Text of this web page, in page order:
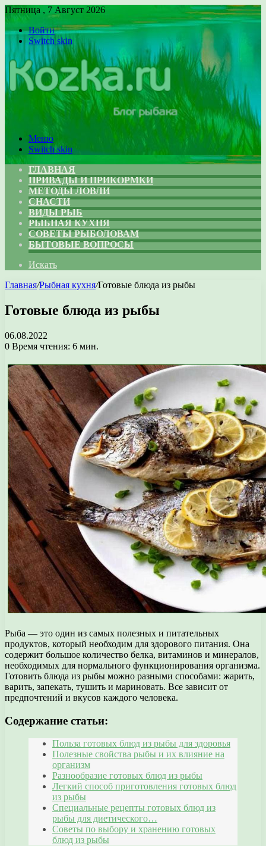
Пятница , 7 Август 2026
Войти
Switch skin
Меню
Switch skin
ГЛАВНАЯ
ПРИВАДЫ И ПРИКОРМКИ
МЕТОДЫ ЛОВЛИ
СНАСТИ
ВИДЫ РЫБ
РЫБНАЯ КУХНЯ
СОВЕТЫ РЫБОЛОВАМ
БЫТОВЫЕ ВОПРОСЫ
Искать
Главная/Рыбная кухня/Готовые блюда из рыбы
Готовые блюда из рыбы
06.08.2022
0 Время чтения: 6 мин.
Рыба — это один из самых полезных и питательных
продуктов, который необходим для здорового питания. Она
содержит большое количество белка, витаминов и минералов,
необходимых для нормального функционирования организма.
Готовить блюда из рыбы можно разными способами: жарить,
варить, запекать, тушить и мариновать. Все зависит от
предпочтений и вкусов каждого человека.
Содержание статьи:
Польза готовых блюд из рыбы для здоровья
Полезные свойства рыбы и их влияние на
организм
Разнообразие готовых блюд из рыбы
Легкий способ приготовления готовых блюд
из рыбы
Специальные рецепты готовых блюд из
рыбы для диетического…
Советы по выбору и хранению готовых
блюд из рыбы